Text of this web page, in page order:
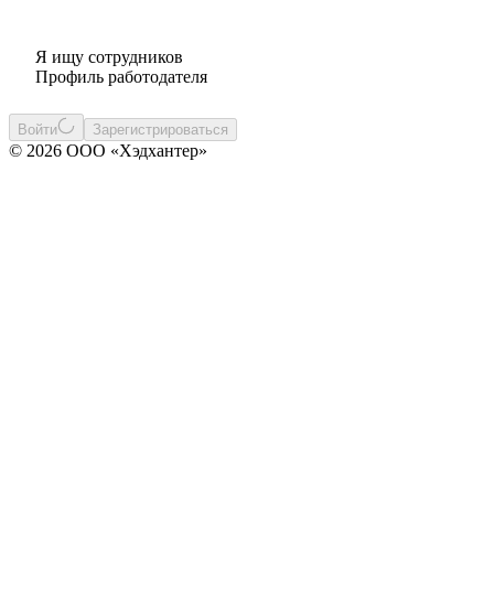
Я ищу сотрудников
Профиль работодателя
Войти Зарегистрироваться
© 2026 ООО «Хэдхантер»